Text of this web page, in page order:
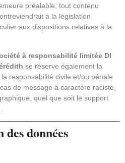
préalable, tout contenu
à la législation
aux dispositions relatives à la
à responsabilité limitée DI
se réserve également la
responsabilité civile et/ou pénale
de message à caractère raciste,
quel que soit le support
données